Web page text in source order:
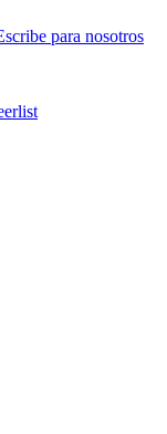
para nosotros